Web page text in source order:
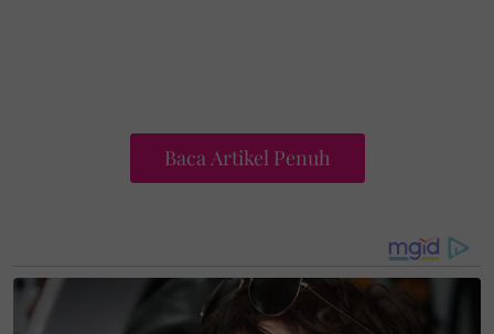
Baca Artikel Penuh